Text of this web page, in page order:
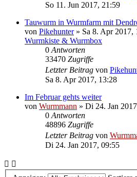
So 11. Jun 2017, 21:59
Tauwurm in Wurmfarm mit
von Pikehunter» Sa 8. Apr 2017,
Wurmkiste & Wurmbox
0 Antworten
33470 Zugriffe
Letzter Beitrag von
Sa 8. Apr 2017, 13:28
Im Februar gehts weiter
von Wurmmann » Di 24. Jan
0 Antworten
48896 Zugriffe
Letzter Beitrag von
Di 24. Jan 2017, 09:55